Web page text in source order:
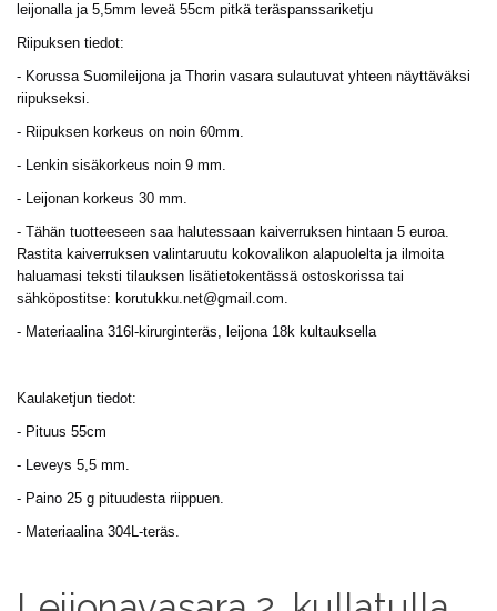
leijonalla ja 5,5mm leveä 55cm pitkä teräspanssariketju
Riipuksen tiedot:
- Korussa Suomileijona ja Thorin vasara sulautuvat yhteen näyttäväksi
riipukseksi.
- Riipuksen korkeus on noin 60mm.
- Lenkin sisäkorkeus noin 9 mm.
- Leijonan korkeus 30 mm.
- Tähän tuotteeseen saa halutessaan kaiverruksen hintaan 5 euroa.
Rastita kaiverruksen valintaruutu kokovalikon alapuolelta ja ilmoita
haluamasi teksti tilauksen lisätietokentässä ostoskorissa tai
sähköpostitse: korutukku.net@gmail.com.
- Materiaalina 316l-kirurginteräs, leijona 18k kultauksella
Kaulaketjun tiedot:
- Pituus 55cm
- Leveys 5,5 mm.
- Paino 25 g pituudesta riippuen.
- Materiaalina 304L-teräs.